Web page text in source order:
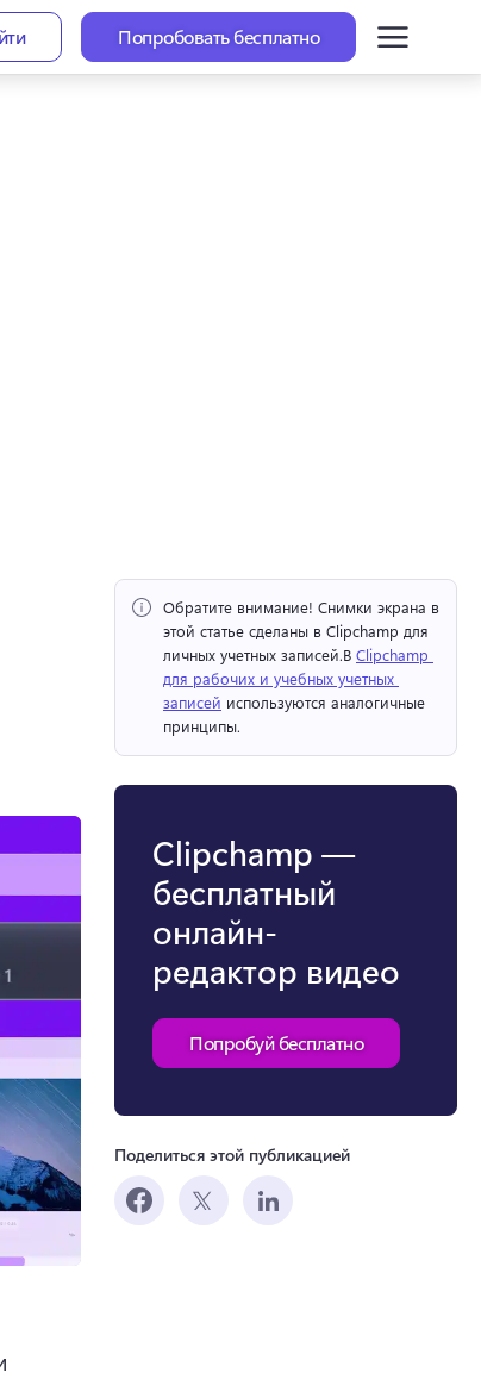
Попробовать бесплатно
Обратите внимание! Снимки экрана в
этой статье сделаны в Clipchamp для
личных учетных записей.В Clipchamp
для рабочих и учебных учетных
записей используются аналогичные
принципы.
Clipchamp —
бесплатный
онлайн-
редактор видео
Попробуй бесплатно
Поделиться этой публикацией